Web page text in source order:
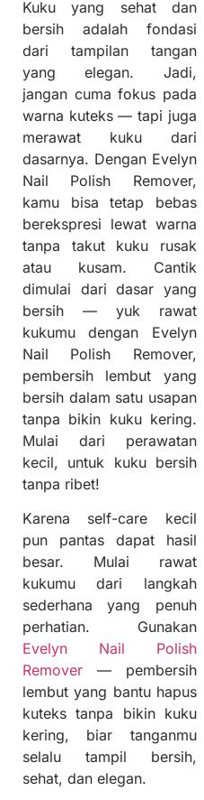
Kuku yang sehat dan
bersih adalah fondasi
dari tampilan tangan
yang elegan. Jadi,
jangan cuma fokus pada
warna kuteks — tapi juga
merawat kuku dari
dasarnya. Dengan Evelyn
Nail Polish Remover,
kamu bisa tetap bebas
berekspresi lewat warna
tanpa takut kuku rusak
atau kusam. Cantik
dimulai dari dasar yang
bersih — yuk rawat
kukumu dengan Evelyn
Nail Polish Remover,
pembersih lembut yang
bersih dalam satu usapan
tanpa bikin kuku kering.
Mulai dari perawatan
kecil, untuk kuku bersih
tanpa ribet!
Karena self-care kecil
pun pantas dapat hasil
besar. Mulai rawat
kukumu dari langkah
sederhana yang penuh
perhatian. Gunakan
Evelyn Nail Polish
Remover — pembersih
lembut yang bantu hapus
kuteks tanpa bikin kuku
kering, biar tanganmu
selalu tampil bersih,
sehat, dan elegan.